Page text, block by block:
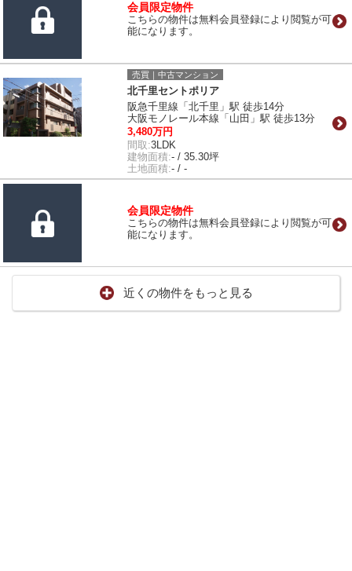
会員限定物件
こちらの物件は無料会員登録により閲覧が可
能になります。
売買｜中古マンション
北千里セントポリア
阪急千里線「北千里」駅 徒歩14分
大阪モノレール本線「山田」駅 徒歩13分
3,480万円
間取:3LDK
建物面積:- / 35.30坪
土地面積:- / -
会員限定物件
こちらの物件は無料会員登録により閲覧が可
能になります。
近くの物件をもっと見る